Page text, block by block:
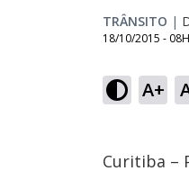
TRÂNSITO |
18/10/2015 -
A+
Curitiba –